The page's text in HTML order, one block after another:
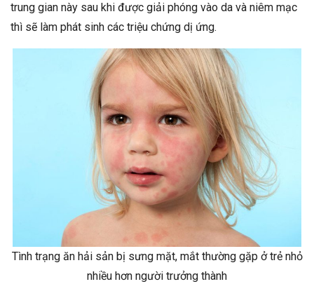
trung gian này sau khi được giải phóng vào da và niêm mạc
thì sẽ làm phát sinh các triệu chứng dị ứng.
Tình trạng ăn hải sản bị sưng mặt, mắt thường gặp ở trẻ nhỏ
nhiều hơn người trưởng thành